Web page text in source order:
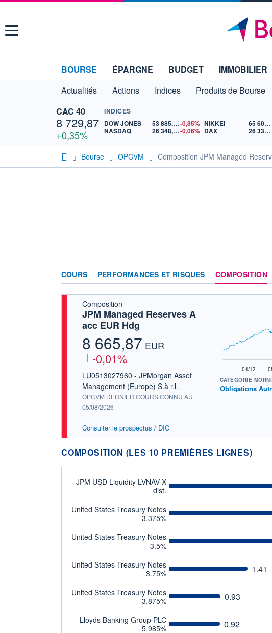
Menu
BOURSE ÉPARGNE BUDGET IMMOBILIER
Actualités
Actions Indices Produits de Bourse
CAC 40
8 729,87
+0,35%
INDICES
DOW JONES
53 885,10-0,85%
NASDAQ
26 348,35-0,06%
NIKKEI 65 606,71
DAX
26 334,50
Bourse OPCVM Composition JPM Managed
COURS PERFORMANCES ET RISQUES COMPOSITION
Composition
JPM Managed Reserves A
acc EUR Hdg
8 665,87 EUR
-0,01%
LU0513027960 - JPMorgan Asset
Management (Europe) S.à r.l.
OPCVM DERNIER COURS CONNU AU
05/08/2026
Consulter le prospectus / DIC
04/12
CATÉGORIE
Obligations
COMPOSITION (LES 10 PREMIÈRES LIGNES)
JPM USD Liquidity LVNAV X
dist.
United States Treasury Notes
3.375%
United States Treasury Notes
3.5%
United States Treasury Notes
3.75%
1.41
United States Treasury Notes
3.875%
0.93
Lloyds Banking Group PLC
5.985%
0.92